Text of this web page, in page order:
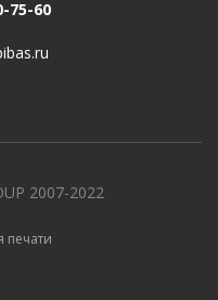
75-60
2007-2022
печати